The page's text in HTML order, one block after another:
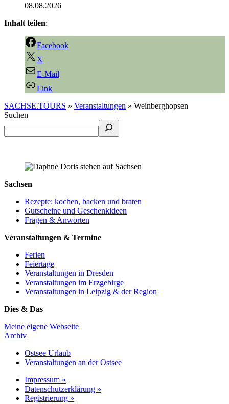
08.08.2026
Inhalt teilen:
Facebook
X
E-Mail
Link
SACHSE.TOURS » Veranstaltungen » Weinberghopsen
Suchen
Sachsen
Rezepte: kochen, backen und braten
Gutscheine und Geschenkideen
Fragen & Anworten
Veranstaltungen & Termine
Ferien
Feiertage
Veranstaltungen in Dresden
Veranstaltungen im Erzgebirge
Veranstaltungen in Leipzig & der Region
Dies & Das
Meine eigene Webseite
Archiv
Ostsee Urlaub
Veranstaltungen an der Ostsee
Impressum »
Datenschutzerklärung »
Registrierung »